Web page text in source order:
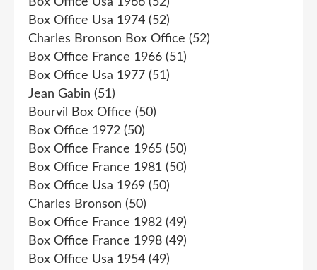
Box Office Usa 1974 (52)
Charles Bronson Box Office (52)
Box Office France 1966 (51)
Box Office Usa 1977 (51)
Jean Gabin (51)
Bourvil Box Office (50)
Box Office 1972 (50)
Box Office France 1965 (50)
Box Office France 1981 (50)
Box Office Usa 1969 (50)
Charles Bronson (50)
Box Office France 1982 (49)
Box Office France 1998 (49)
Box Office Usa 1954 (49)